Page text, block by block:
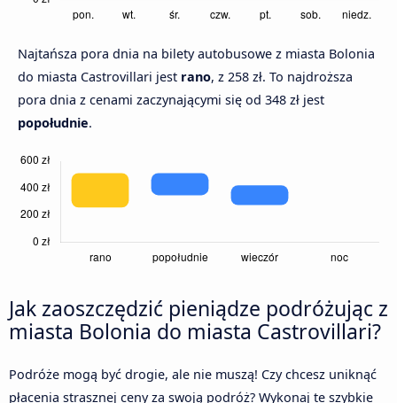
Najtańsza pora dnia na bilety autobusowe z miasta Bolonia
do miasta Castrovillari jest rano, z 258 zł. To najdroższa
pora dnia z cenami zaczynającymi się od 348 zł jest
popołudnie.
Jak zaoszczędzić pieniądze podróżując z
miasta Bolonia do miasta Castrovillari?
Podróże mogą być drogie, ale nie muszą! Czy chcesz uniknąć
płacenia strasznej ceny za swoją podróż? Wykonaj te szybkie